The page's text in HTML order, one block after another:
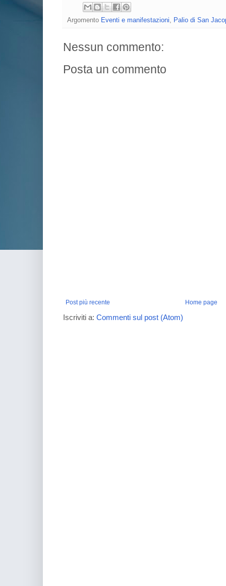
Argomento Eventi e manifestazioni Palio di San
Nessun commento:
Posta un commento
Post più recente Home page
Iscriviti a: Commenti sul post (Atom)